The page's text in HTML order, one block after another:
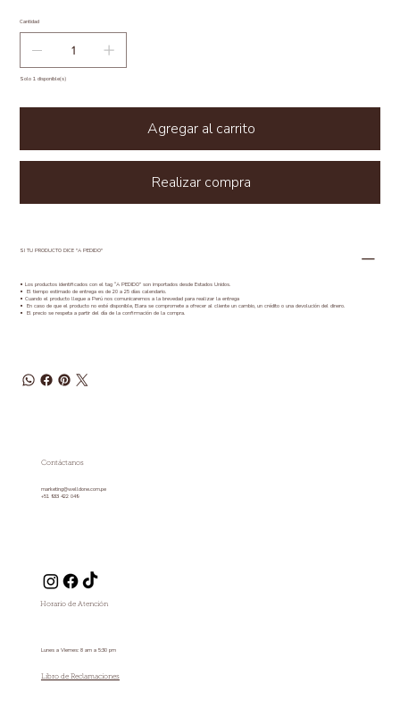
Cantidad
Solo 1 disponible(s)
Agregar al carrito
Realizar compra
SI TU PRODUCTO DICE "A PEDIDO"
•⁠ Los productos identificados con el tag “A PEDIDO” son importados desde Estados Unidos.
•⁠ ⁠El tiempo estimado de entrega es de 20 a 25 días calendario.
•⁠ Cuando el producto llegue a Perú nos comunicaremos a la brevedad para realizar la entrega
•⁠ ⁠En caso de que el producto no esté disponible, Elara se compromete a ofrecer al cliente un cambio, un crédito o una devolución del dinero.
•⁠ ⁠El precio se respeta a partir del día de la confirmación de la compra.
marketing@welldone.com.pe
+51 933 422 049
Contáctanos
Horario de Atención
Lunes a Viernes: 8 am a 5:30 pm
Libro de Reclamaciones